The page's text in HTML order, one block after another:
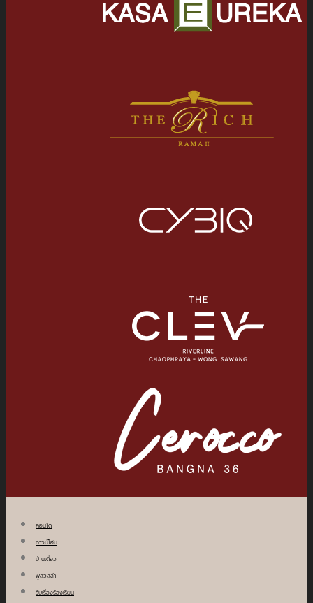
คอนโด
ทาวน์โฮม
บ้านเดี่ยว
พูลวิลล่า
รับเรื่องร้องเรียน